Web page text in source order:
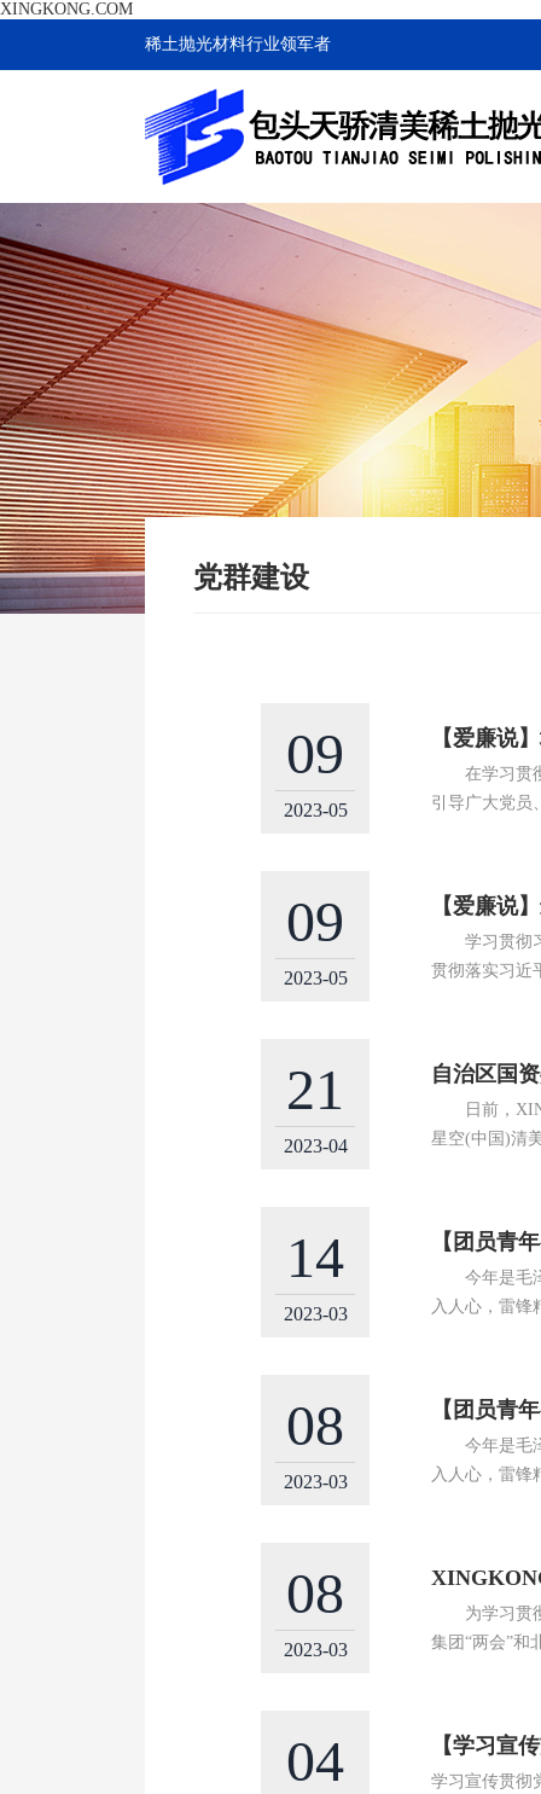
XINGKONG.COM
稀土抛光材料行业领军者
党群建设
09
2023-05
【爱廉说
在学习贯彻
引导广大党员
09
2023-05
【爱廉说
学习贯彻习
贯彻落实习近
21
2023-04
日前，
星空(中国)清
14
2023-03
【团员青
今年是毛泽
入人心，雷锋
08
2023-03
【团员青
今年是毛泽
入人心，雷锋
08
2023-03
为学习贯彻
集团“两会”和
04 【学习宣
学习宣传贯彻